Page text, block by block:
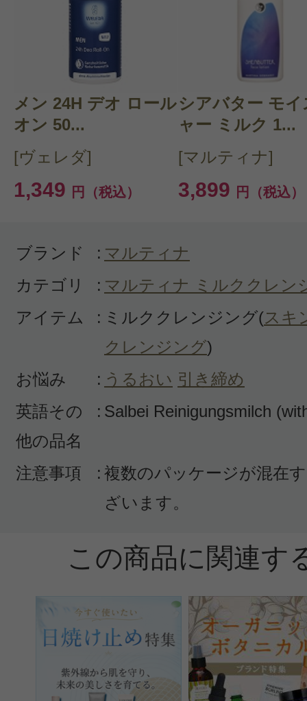
感じた効能：ニキビ/顔のテカリ
購入品：サルビア クレンジングミル
前回購入し、徐々に肌の調子が良く
で、リピートしました??ミルクク
では、さっぱりめだと思います。私
うどいいしっとり感です。
投稿日：2015年11月
カム 様／30代前半
感じた効能：ニキビ
購入品：サルビア クレンジングミル
コミを見て購入しました。使用し
が、少しずつ治まってきたように
ピリ感がしますので、様子見です
メン 24H デオ ロール
オン 50...
[ヴェレダ]
1,349 円（税込）
シアバター モイ
ャー ミルク 1...
[マルティナ]
3,899 円（税込）
ブランド : マルティナ
カテゴリ
: マルティナ ミルククレン
アイテム
: ミルククレンジング(スキ
クレンジング)
お悩み
: うるおい 引き締め
英語その
他の品名
: Salbei Reinigungsmilch
注意事項 : 複数のパッケージが混在
ざいます。
この商品に関連す